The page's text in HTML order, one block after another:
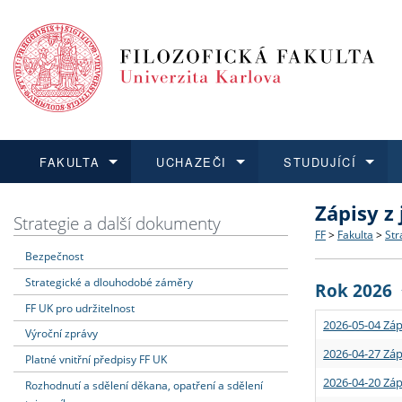
FAKULTA
Dozvědět se více
Struktura
Strategie
Podpora
UCHAZEČI
Podat přihlášku
Co
Učitelské
STUDUJÍCÍ
Dozvědět se více
Rigorózní
Dozvědět se více
O vědě a
Granty a
Dozvědět se více
Aktuální
Strategie a další dokumenty
Bezpečnost
Strategické a dlouhodobé záměry
FF UK pro udržitelnost
Výroční zprávy
Platné vnitřní předpisy FF UK
Rozhodnutí a sdělení děkana, opatření a sdělení
Zápisy
FF > Fakulta >
Rok 2026
2026-05-04
2026-04-27
2026-04-20